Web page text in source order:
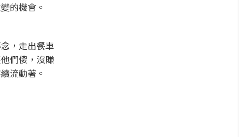
的機會。
，走出餐車
們傻，沒賺
流動著。